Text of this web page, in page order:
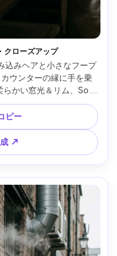
クローズアップ
込みヘアと小さなフープ
ウンターの縁に手を乗
かい窓光＆リム、Sony
居心地良いトーン、フ
・リアルな影 --ar 4:5
ピー
成 ↗